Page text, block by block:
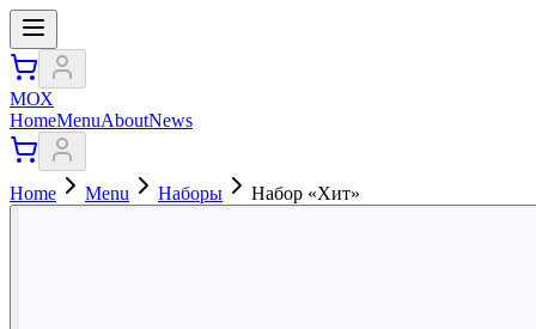
МОХ
HomeMenuAboutNews
Home Menu Наборы Набор «Хит»